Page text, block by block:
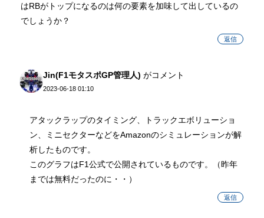
はRBがトップになるのは何の要素を加味して出しているの
でしょうか？
返信
Jin(F1モタスポGP管理人) がコメント
2023-06-18 01:10
アタックラップのタイミング、トラックエボリューショ
ン、ミニセクターなどをAmazonのシミュレーションが解
析したものです。
このグラフはF1公式で公開されているものです。（昨年
までは無料だったのに・・）
返信